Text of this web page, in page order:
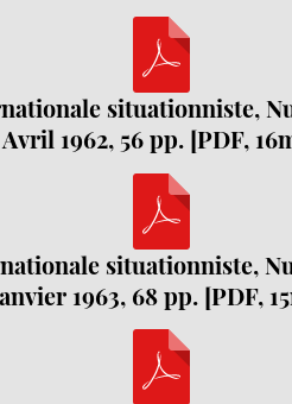
situationniste,
Avril 1962, 56 pp. [PDF,
situationniste,
1963, 68 pp. [PDF,